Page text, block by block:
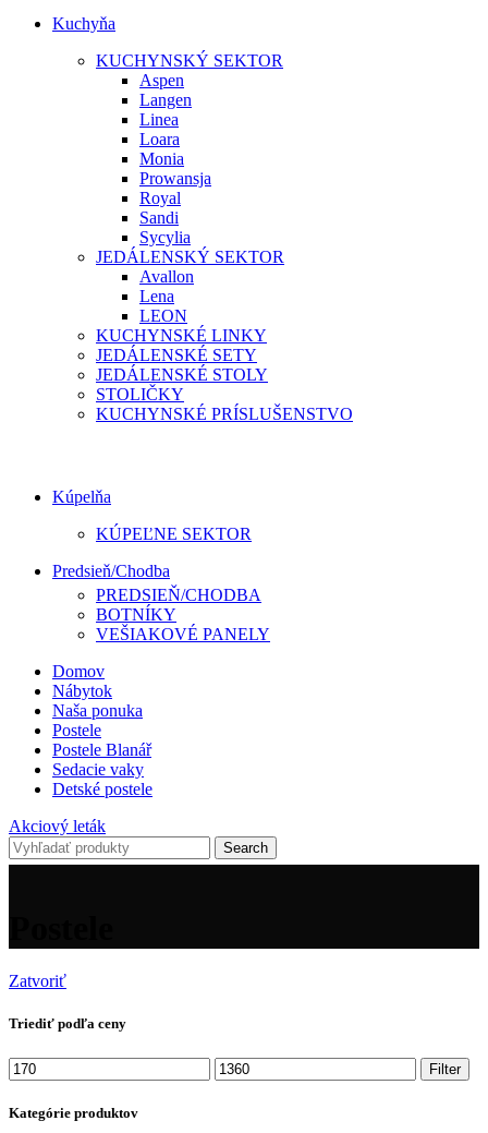
Kuchyňa
KUCHYNSKÝ SEKTOR
Aspen
Langen
Linea
Loara
Monia
Prowansja
Royal
Sandi
Sycylia
JEDÁLENSKÝ SEKTOR
Avallon
Lena
LEON
KUCHYNSKÉ LINKY
JEDÁLENSKÉ SETY
JEDÁLENSKÉ STOLY
STOLIČKY
KUCHYNSKÉ PRÍSLUŠENSTVO
Kúpelňa
KÚPEĽNE SEKTOR
Predsieň/Chodba
PREDSIEŇ/CHODBA
BOTNÍKY
VEŠIAKOVÉ PANELY
Domov
Nábytok
Naša ponuka
Postele
Postele Blanář
Sedacie vaky
Detské postele
Akciový leták
Search
Zatvoriť
Triediť podľa ceny
Minimálna
cena
Maximálna
cena
Filter
Kategórie produktov